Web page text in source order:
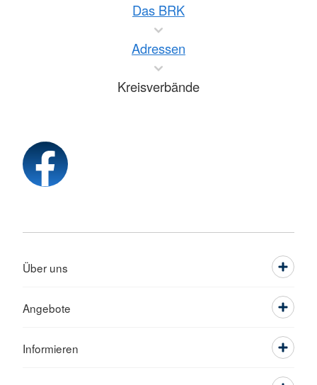
Das BRK
Adressen
Kreisverbände
Über uns
Angebote
Informieren